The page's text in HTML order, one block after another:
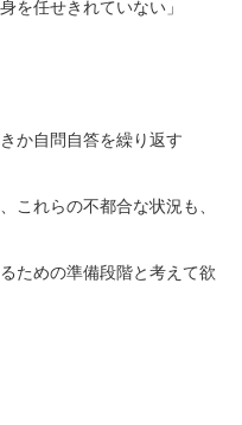
を任せきれていない」
か自問自答を繰り返す
これらの不都合な状況も、
ための準備段階と考えて欲